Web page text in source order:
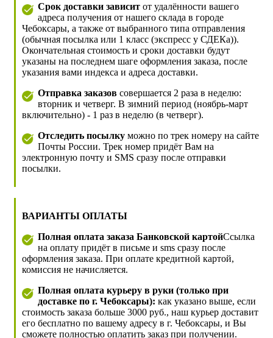
Срок доставки зависитот удалённости вашего
адреса получения от нашего склада в городе
Чебоксары, а также от выбранного типа отправления
(обычная посылка или 1 класс (экспресс у СДЕКа)).
Окончательная стоимость и сроки доставки будут
указаны на последнем шаге оформления заказа, после
указания вами индекса и адреса доставки.
Отправка заказовсовершается 2 раза в неделю:
вторник и четверг. В зимний период (ноябрь-март
включительно) - 1 раз в неделю (в четверг).
Отследить посылку можно по трек номеру на сайте
Почты России. Трек номер придёт Вам на
электронную почту и SMS сразу после отправки
посылки.
ВАРИАНТЫ ОПЛАТЫ
Полная оплата заказа Банковской картойСсылка
на оплату придёт в письме и sms сразу после
оформления заказа. При оплате кредитной картой,
комиссия не начисляется.
Полная оплата курьеру в руки (только при
доставке по г. Чебоксары): как указано выше, если
стоимость заказа больше 3000 руб., наш курьер доставит
его бесплатно по вашему адресу в г. Чебоксары, и Вы
сможете полностью оплатить заказ при получении.